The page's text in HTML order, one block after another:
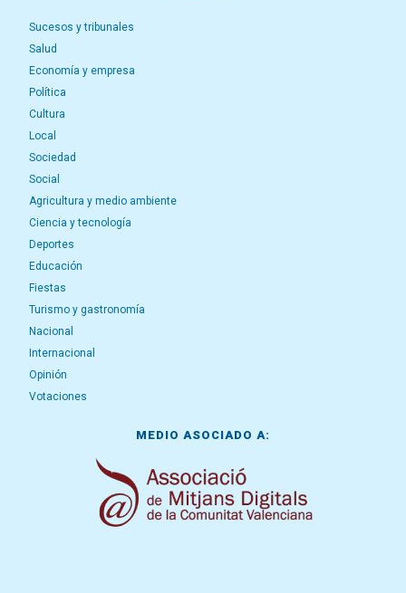
Sucesos y tribunales
Salud
Economía y empresa
Política
Cultura
Local
Sociedad
Social
Agricultura y medio ambiente
Ciencia y tecnología
Deportes
Educación
Fiestas
Turismo y gastronomía
Nacional
Internacional
Opinión
Votaciones
MEDIO ASOCIADO A: